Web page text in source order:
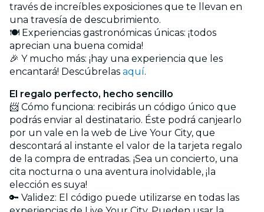
través de increíbles exposiciones que te llevan en
una travesía de descubrimiento.
🍽️ Experiencias gastronómicas únicas: ¡todos
aprecian una buena comida!
🎉 Y mucho más: ¡hay una experiencia que les
encantará! Descúbrelas aquí.
El regalo perfecto, hecho sencillo
📨 Cómo funciona: recibirás un código único que
podrás enviar al destinatario. Éste podrá canjearlo
por un vale en la web de Live Your City, que
descontará al instante el valor de la tarjeta regalo
de la compra de entradas. ¡Sea un concierto, una
cita nocturna o una aventura inolvidable, ¡la
elección es suya!
🔑 Validez: El código puede utilizarse en todas las